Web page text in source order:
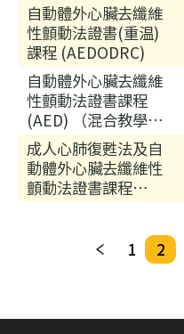
自動體外心臟去纖維
性顫動法證書(重温)
課程 (AEDODRC)
自動體外心臟去纖維
性顫動法證書課程
(AED) （混合教學模
式) - 網上學習
(EAEDT)及（面授實
習）(EAEDP)
成人心肺復甦法及自
動體外心臟去纖維性
顫動法證書課程
(CPRAED)
1 2